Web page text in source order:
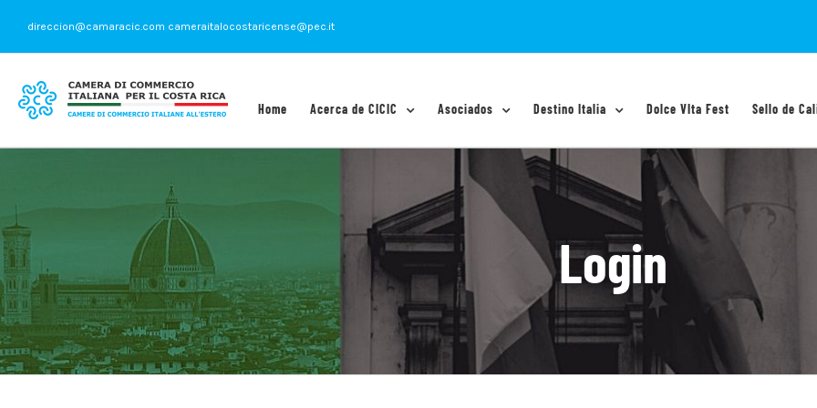
contenido
direccion@camaracic.com cameraitalocostaricense@pec.it
Home Acerca de CICIC Asociados Destino Italia Dolce VIta Fest Sello de
Login